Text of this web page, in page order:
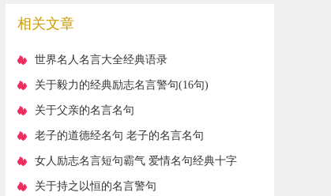
相关文章
​世界名人名言大全经典语录
​关于毅力的经典励志名言警句(16句)
​关于父亲的名言名句
​老子的道德经名句 老子的名言名句
​女人励志名言短句霸气 爱情名句经典十字
短句
​关于持之以恒的名言警句